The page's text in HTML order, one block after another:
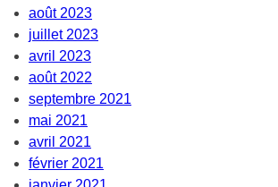
août 2023
juillet 2023
avril 2023
août 2022
septembre 2021
mai 2021
avril 2021
février 2021